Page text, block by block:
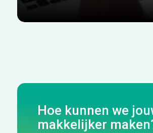
Hoe kunnen we
makkelijker